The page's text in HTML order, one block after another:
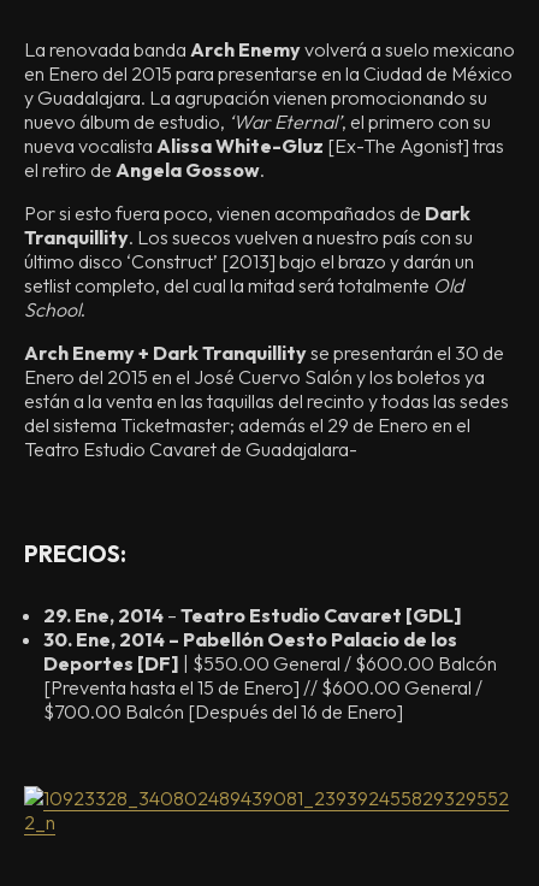
La renovada banda Arch Enemyvolverá a suelo mexicano
en Enero del 2015 para presentarse en la Ciudad de México
y Guadalajara. La agrupación vienen promocionando su
nuevo álbum de estudio, ‘War Eternal’, el primero con su
nueva vocalista Alissa White-Gluz [Ex-The Agonist] tras
el retiro de Angela Gossow.
Por si esto fuera poco, vienen acompañados de Dark
Tranquillity. Los suecos vuelven a nuestro país con su
último disco ‘Construct’ [2013] bajo el brazo y darán un
setlist completo, del cual la mitad será totalmente Old
School.
Arch Enemy + Dark Tranquillityse presentarán el 30 de
Enero del 2015 en el José Cuervo Salón y los boletos ya
están a la venta en las taquillas del recinto y todas las sedes
del sistema Ticketmaster; además el 29 de Enero en el
Teatro Estudio Cavaret de Guadajalara-
PRECIOS:
29. Ene, 2014 – Teatro Estudio Cavaret [GDL]
30. Ene, 2014 – Pabellón Oesto Palacio de los
Deportes [DF] | $550.00 General / $600.00 Balcón
[Preventa hasta el 15 de Enero] // $600.00 General /
$700.00 Balcón [Después del 16 de Enero]